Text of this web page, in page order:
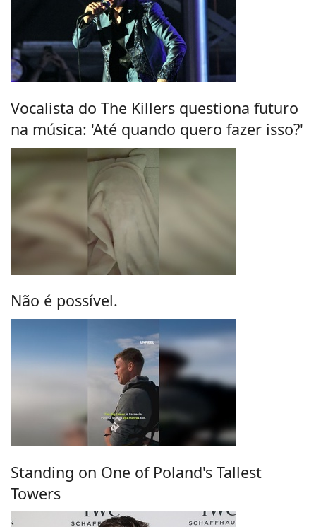
Vocalista do The Killers questiona futuro
na música: 'Até quando quero fazer isso?'
Não é possível.
Standing on One of Poland's Tallest
Towers